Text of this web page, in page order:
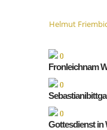
Helmut
Fronleichnam
Gottesdienst in